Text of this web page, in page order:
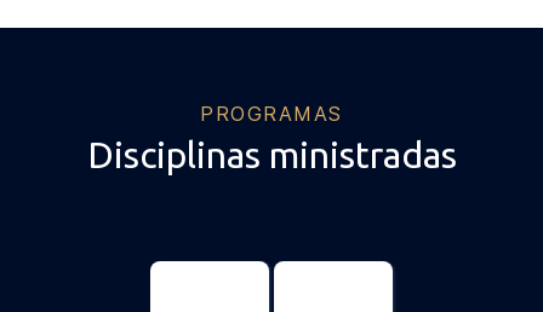
PROGRAMAS
Disciplinas ministradas